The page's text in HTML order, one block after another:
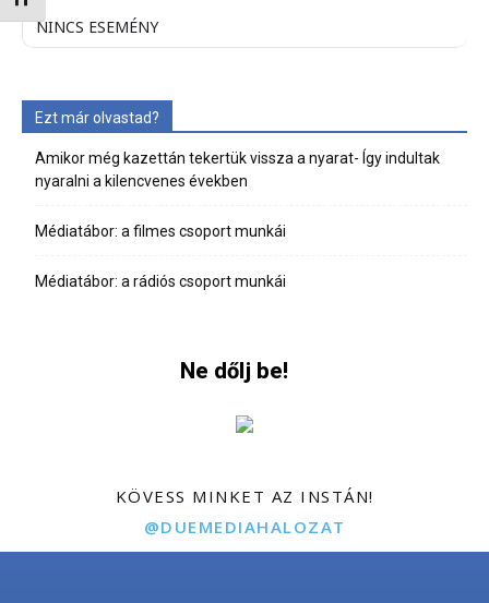
NINCS ESEMÉNY
Ezt már olvastad?
Amikor még kazettán tekertük vissza a nyarat- Így indultak
nyaralni a kilencvenes években
Médiatábor: a filmes csoport munkái
Médiatábor: a rádiós csoport munkái
Ne dőlj be!
KÖVESS MINKET AZ INSTÁN!
@DUEMEDIAHALOZAT